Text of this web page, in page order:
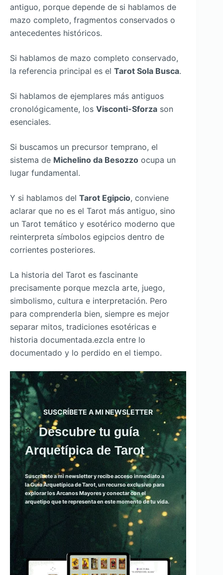
antiguo, porque depende de si hablamos de
mazo completo, fragmentos conservados o
antecedentes históricos.
Si hablamos de mazo completo conservado,
la referencia principal es el Tarot Sola Busca.
Si hablamos de ejemplares más antiguos
cronológicamente, los Visconti-Sforza son
esenciales.
Si buscamos un precursor temprano, el
sistema de Michelino da Besozzo ocupa un
lugar fundamental.
Y si hablamos del Tarot Egipcio, conviene
aclarar que no es el Tarot más antiguo, sino
un Tarot temático y esotérico moderno que
reinterpreta símbolos egipcios dentro de
corrientes posteriores.
La historia del Tarot es fascinante
precisamente porque mezcla arte, juego,
simbolismo, cultura e interpretación. Pero
para comprenderla bien, siempre es mejor
separar mitos, tradiciones esotéricas e
historia documentada.ezcla entre lo
documentado y lo perdido en el tiempo.
SUSCRÍBETE A MI NEWSLETTER
✨Descubre tu guía
Arquetípica de Tarot ✨
Suscríbete a mi newsletter y recibe acceso inmediato a
laGuía Arquetípica de Tarot, un recurso exclusivo para
explorar los Arcanos Mayores y conectar con el
arquetipo que te representa en este momento de tu vida.